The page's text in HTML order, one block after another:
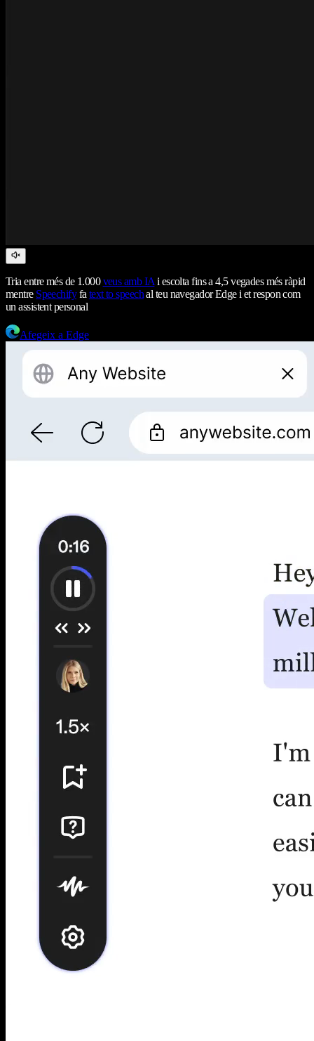
Tria entre més de 1.000veus amb IA i escolta fins a 4,5 vegades més ràpid
mentre Speechifyfa text to speechal teu navegador Edge i et respon com
un assistent personal
Afegeix a Edge